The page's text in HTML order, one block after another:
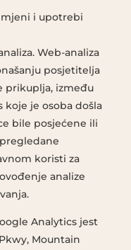
i upotrebi
Web-analiza
posjetitelja
prikuplja, između
koje je osoba došla
bile posjećene ili
koristi za
analize
Analytics jest
Mountain